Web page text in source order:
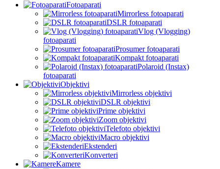
Fotoaparati
Mirrorless fotoaparati
DSLR fotoaparati
Vlog (Vlogging)
fotoaparati
Prosumer fotoaparati
Kompakt fotoaparati
Polaroid (Instax)
fotoaparati
Objektivi
Mirrorless objektivi
DSLR objektivi
Prime objektivi
Zoom objektivi
Telefoto objektivi
Macro objektivi
Ekstenderi
Konverteri
Kamere